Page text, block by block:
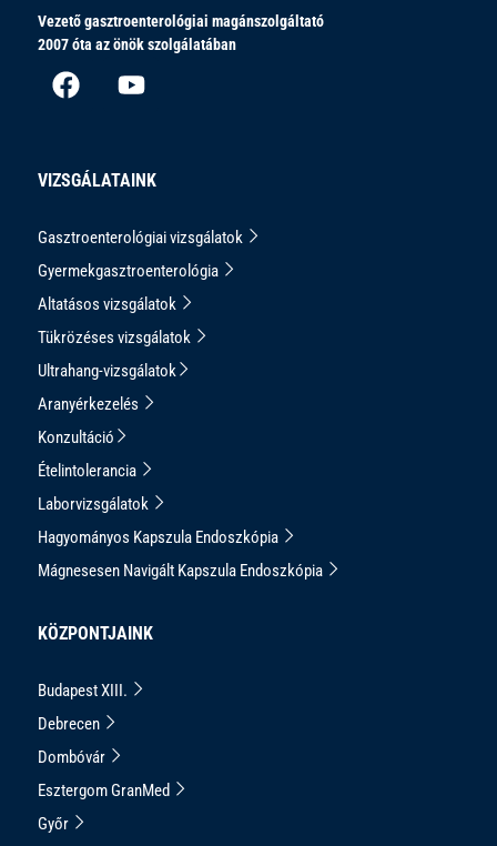
Vezető gasztroenterológiai magánszolgáltató
2007 óta az önök szolgálatában
VIZSGÁLATAINK
Gasztroenterológiai vizsgálatok
Gyermekgasztroenterológia
Altatásos vizsgálatok
Tükrözéses vizsgálatok
Ultrahang-vizsgálatok
Aranyérkezelés
Konzultáció
Ételintolerancia
Laborvizsgálatok
Hagyományos Kapszula Endoszkópia
Mágnesesen Navigált Kapszula Endoszkópia
KÖZPONTJAINK
Budapest XIII.
Debrecen
Dombóvár
Esztergom GranMed
Győr